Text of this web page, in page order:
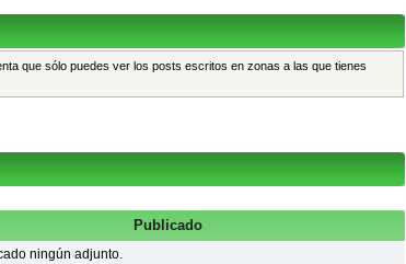
que sólo puedes ver los posts escritos en zonas a las que tienes
Publicado
ningún adjunto.